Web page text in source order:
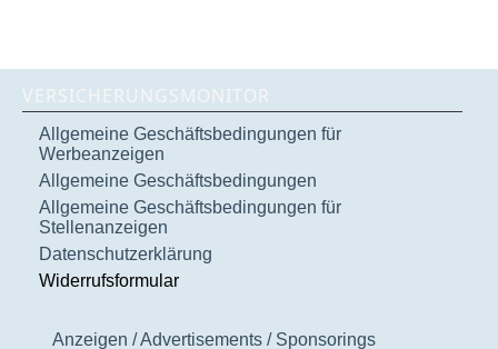
VERSICHERUNGSMONITOR
Allgemeine Geschäftsbedingungen für
Werbeanzeigen
Allgemeine Geschäftsbedingungen
Allgemeine Geschäftsbedingungen für
Stellenanzeigen
Datenschutzerklärung
Widerrufsformular
Anzeigen / Advertisements / Sponsorings